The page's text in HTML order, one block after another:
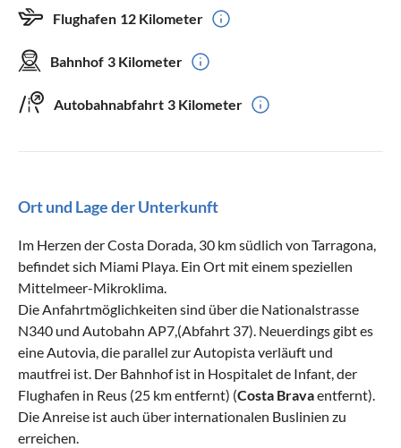
Flughafen 12 Kilometer
Bahnhof 3 Kilometer
Autobahnabfahrt 3 Kilometer
Ort und Lage der Unterkunft
Im Herzen der Costa Dorada, 30 km südlich von Tarragona,
befindet sich Miami Playa. Ein Ort mit einem speziellen
Mittelmeer-Mikroklima.
Die Anfahrtmöglichkeiten sind über die Nationalstrasse
N340 und Autobahn AP7,(Abfahrt 37). Neuerdings gibt es
eine Autovia, die parallel zur Autopista verläuft und
mautfrei ist. Der Bahnhof ist in Hospitalet de Infant, der
Flughafen in Reus (25 km entfernt) (Costa Bravaentfernt).
Die Anreise ist auch über internationalen Buslinien zu
erreichen.